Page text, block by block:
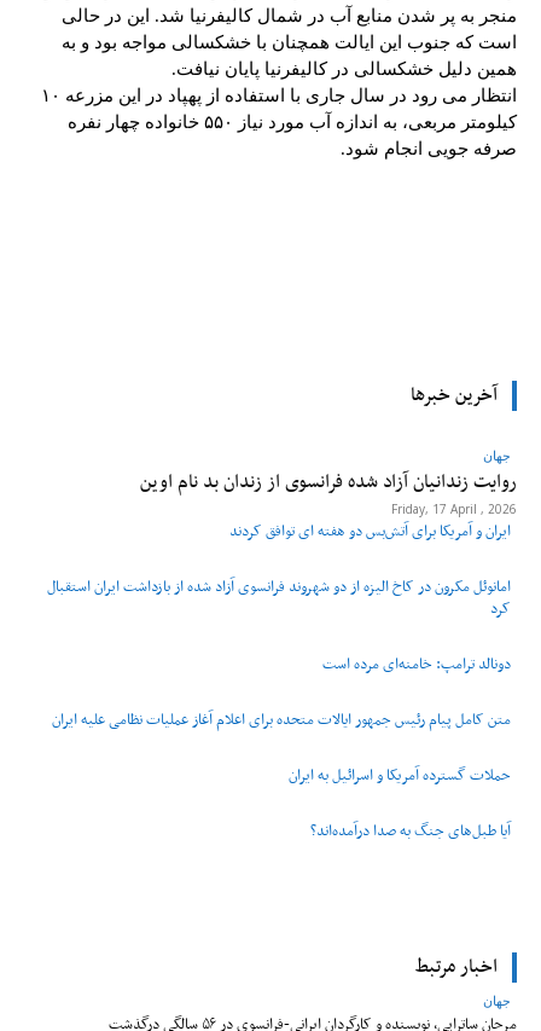
منجر به پر شدن منابع آب در شمال کالیفرنیا شد. این در حالی
است که جنوب این ایالت همچنان با خشکسالی مواجه بود و به
همین دلیل خشکسالی در کالیفرنیا پایان نیافت.
انتظار می رود در سال جاری با استفاده از پهپاد در این مزرعه ۱۰
کیلومتر مربعی، به اندازه آب مورد نیاز ۵۵۰ خانواده چهار نفره
صرفه جویی انجام شود.
آخرین خبرها
جهان
روایت زندانیان آزاد شده فرانسوی از زندان ‌بد نام اوین
Friday, 17 April , 2026
ایران و آمریکا برای آتش‌بس دو هفته‌ ای توافق کردند
امانوئل مکرون در کاخ الیزه از دو شهروند فرانسوی آزاد شده از بازداشت ایران استقبال
کرد
دونالد ترامپ: خامنه‌ای مرده است
متن کامل پیام رئیس جمهور ایالات متحده برای اعلام آغاز عملیات نظامی علیه ایران
حملات گسترده آمریکا و اسرائیل به ایران
آیا طبل‌های جنگ به صدا درآمده‌اند؟
اخبار مرتبط
جهان
مرجان ساتراپی، نویسنده و کارگردان ایرانی-فرانسوی در ۵۶ سالگی درگذشت